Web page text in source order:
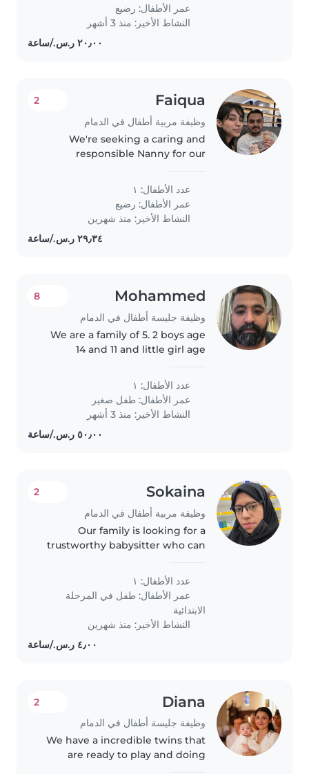
عمر الأطفال: رضيع
النشاط الأخير: منذ 3 أشهر
Faiqua
وظيفة مربية أطفال في الدمام
2
We're seeking a caring and
responsible Nanny for our
little one is full of love and
energy, and we'd love someone
who can engage with them
while helping..
عدد الأطفال: ١
عمر الأطفال: رضيع
النشاط الأخير: منذ شهرين
Mohammed
وظيفة جليسة أطفال في الدمام
8
We are a family of 5. 2 boys age
14 and 11 and little girl age
عدد الأطفال: ١
عمر الأطفال: طفل صغير
النشاط الأخير: منذ 3 أشهر
Sokaina
وظيفة مربية أطفال في الدمام
2
Our family is looking for a
trustworthy babysitter who can
old and a 3 year old. We need a
babysitter who is comfortable
with pets and doing some..
عدد الأطفال: ١
عمر الأطفال: طفل في المرحلة
الابتدائية
النشاط الأخير: منذ شهرين
Diana
وظيفة جليسة أطفال في الدمام
2
We have a incredible twins that
are ready to play and doing